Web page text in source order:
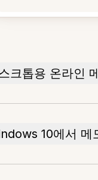
크톱용 온라인
10에서 메